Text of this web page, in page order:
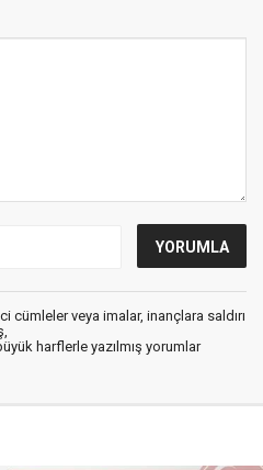
cümleler veya imalar, inançlara saldırı
harflerle yazılmış yorumlar